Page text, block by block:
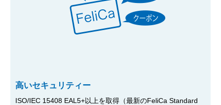
高いセキュリティー
ISO/IEC 15408 EAL5+以上を取得（最新のFeliCa Standard